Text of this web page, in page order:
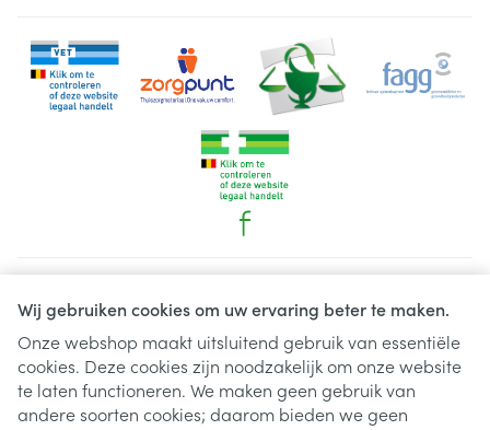
Wij gebruiken cookies om uw ervaring beter te maken.
Onze webshop maakt uitsluitend gebruik van essentiële
cookies. Deze cookies zijn noodzakelijk om onze website
te laten functioneren. We maken geen gebruik van
andere soorten cookies; daarom bieden we geen
Juridische links